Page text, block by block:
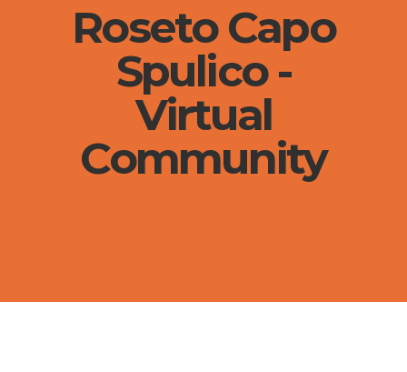
Roseto Capo
Spulico -
Virtual
Community